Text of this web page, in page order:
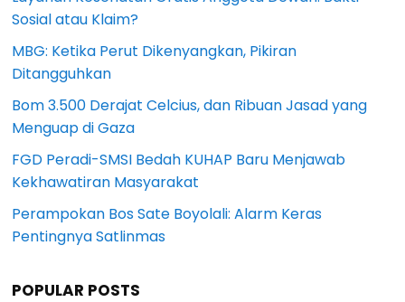
Sosial atau Klaim?
MBG: Ketika Perut Dikenyangkan, Pikiran
Ditangguhkan
Bom 3.500 Derajat Celcius, dan Ribuan Jasad yang
Menguap di Gaza
FGD Peradi-SMSI Bedah KUHAP Baru Menjawab
Kekhawatiran Masyarakat
Perampokan Bos Sate Boyolali: Alarm Keras
Pentingnya Satlinmas
POPULAR POSTS